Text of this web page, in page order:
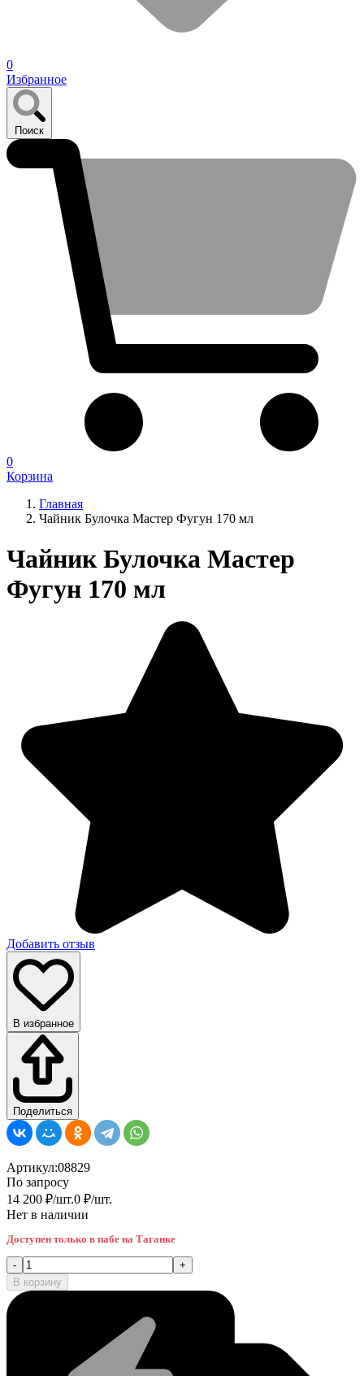
0
Избранное
Поиск
0
Корзина
Главная
Чайник Булочка Мастер Фугун 170 мл
Чайник Булочка Мастер
Фугун 170 мл
Добавить отзыв
В избранное
Поделиться
Артикул:08829
По запросу
14 200 ₽/шт.0 ₽/шт.
Нет в наличии
Доступен только в пабе на Таганке
-
+
В корзину